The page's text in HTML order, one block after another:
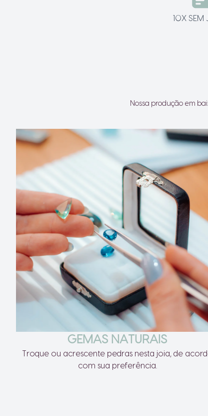
10X SEM
Nossa produção em
GEMAS NATURAIS
Troque ou acrescente pedras nesta joia, de
com sua preferência.